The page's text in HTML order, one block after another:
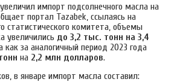
импорт подсолнечного масла на
портал Tazabek, ссылаясь на
статистического комитета, объемы
увеличились до 3,2 тыс. тонн на 3,4
как за аналогичный период 2023 года
на 2,2 млн долларов.
в январе импорт масла составил: